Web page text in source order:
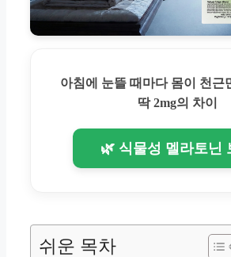
아침에 눈뜰 때마다 몸이 천근
딱 2mg의 차이
🌿 식물성 멜라토닌
쉬운 목차